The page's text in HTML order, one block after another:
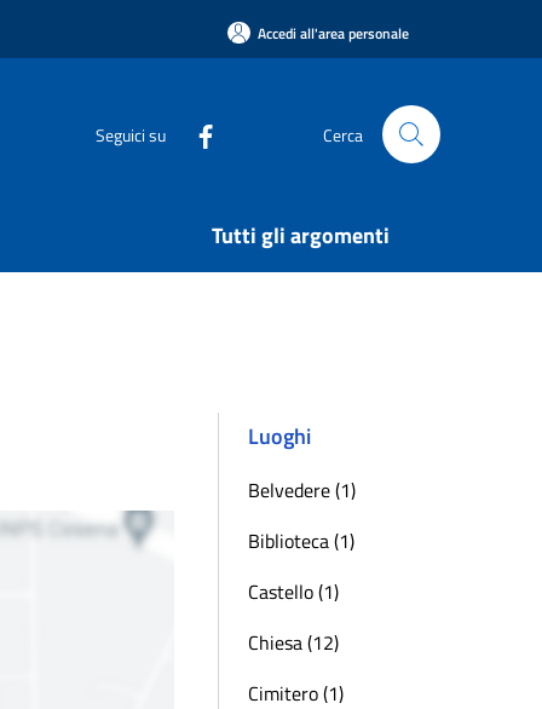
Accedi all'area personale
Seguici su Cerca
Tutti gli argomenti
Luoghi
Belvedere (1)
Biblioteca (1)
Castello (1)
Chiesa (12)
Cimitero (1)